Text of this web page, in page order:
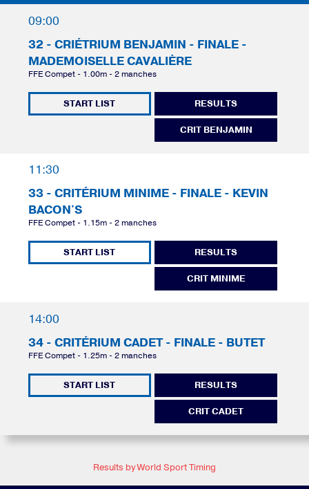
09:00
32 - CRIÉTRIUM BENJAMIN - FINALE -
MADEMOISELLE CAVALIÈRE
FFE Compet - 1.00m - 2 manches
START LIST RESULTS
CRIT BENJAMIN
11:30
33 - CRITÉRIUM MINIME - FINALE - KEVIN
BACON'S
FFE Compet - 1.15m - 2 manches
START LIST RESULTS
CRIT MINIME
14:00
34 - CRITÉRIUM CADET - FINALE - BUTET
FFE Compet - 1.25m - 2 manches
START LIST RESULTS
CRIT CADET
Results by World Sport Timing